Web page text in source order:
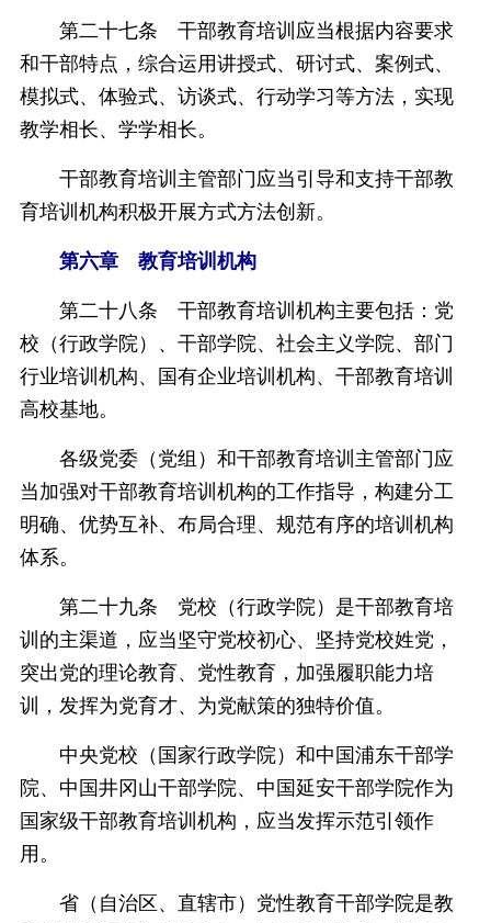
第二十七条 干部教育培训应当根据内容要求
和干部特点，综合运用讲授式、研讨式、案例式、
模拟式、体验式、访谈式、行动学习等方法，实现
教学相长、学学相长。
干部教育培训主管部门应当引导和支持干部教
育培训机构积极开展方式方法创新。
第六章 教育培训机构
第二十八条 干部教育培训机构主要包括：党
校（行政学院）、干部学院、社会主义学院、部门
行业培训机构、国有企业培训机构、干部教育培训
高校基地。
各级党委（党组）和干部教育培训主管部门应
当加强对干部教育培训机构的工作指导，构建分工
明确、优势互补、布局合理、规范有序的培训机构
体系。
第二十九条 党校（行政学院）是干部教育培
训的主渠道，应当坚守党校初心、坚持党校姓党，
突出党的理论教育、党性教育，加强履职能力培
训，发挥为党育才、为党献策的独特价值。
中央党校（国家行政学院）和中国浦东干部学
院、中国井冈山干部学院、中国延安干部学院作为
国家级干部教育培训机构，应当发挥示范引领作
用。
省（自治区、直辖市）党性教育干部学院是教